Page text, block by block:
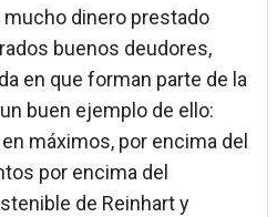
dinero prestado
buenos deudores,
en que forman parte de la
buen ejemplo de ello:
máximos, por encima del
por encima del
de Reinhart y